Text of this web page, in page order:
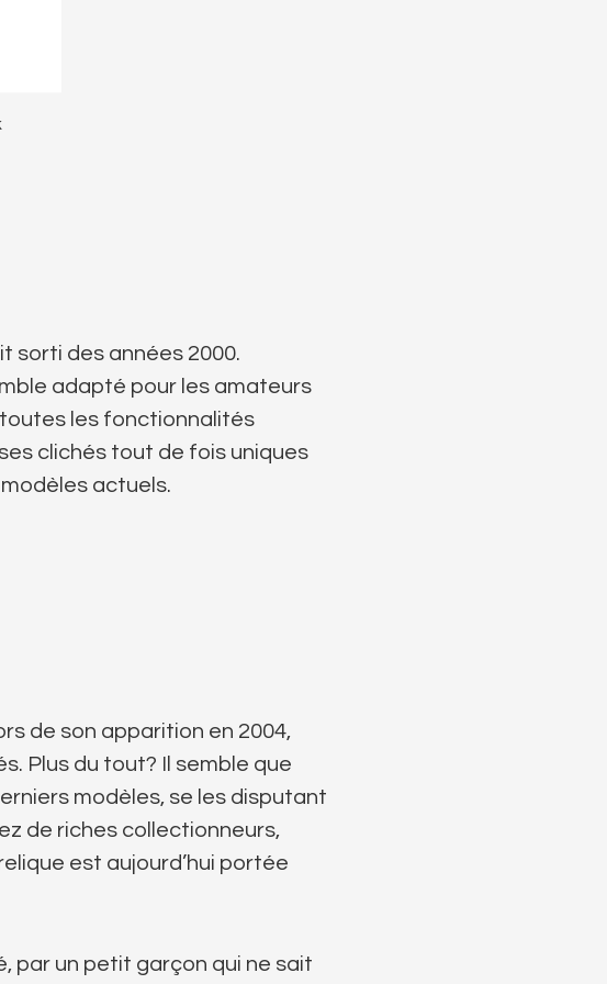
sorti des années 2000.
adapté pour les amateurs
toutes les fonctionnalités
clichés tout de fois uniques
actuels.
de son apparition en 2004,
Plus du tout? Il semble que
modèles, se les disputant
de riches collectionneurs,
est aujourd’hui portée
par un petit garçon qui ne sait